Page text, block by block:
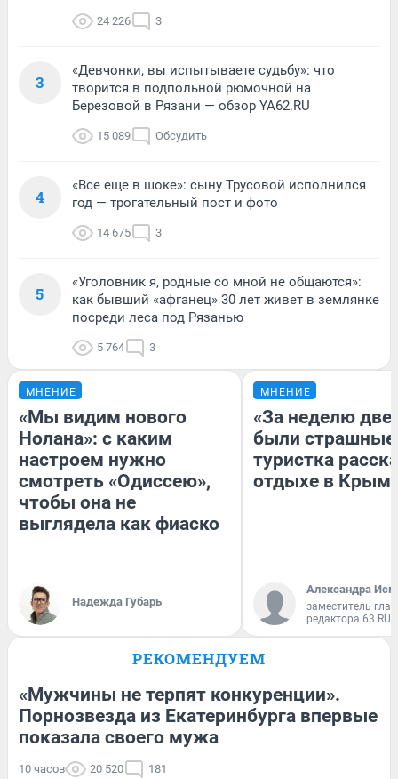
24 226 3
3
«Девчонки, вы испытываете судьбу»: что
творится в подпольной рюмочной на
Березовой в Рязани — обзор YA62.RU
15 089 Обсудить
4
«Все еще в шоке»: сыну Трусовой исполнился
год — трогательный пост и фото
14 675 3
5
«Уголовник я, родные со мной не общаются»:
как бывший «афганец» 30 лет живет в землянке
посреди леса под Рязанью
5 764 3
МНЕНИЕ
«Мы видим нового
Нолана»: с каким
настроем нужно
смотреть «Одиссею»,
чтобы она не
выглядела как фиаско
Надежда Губарь
МНЕНИЕ
«За неделю две
были
туристка
отдыхе в
Александра
заместитель
редактора 63.RU
РЕКОМЕНДУЕМ
«Мужчины не терпят конкуренции».
Порнозвезда из Екатеринбурга впервые
показала своего мужа
10 часов 20 520 181